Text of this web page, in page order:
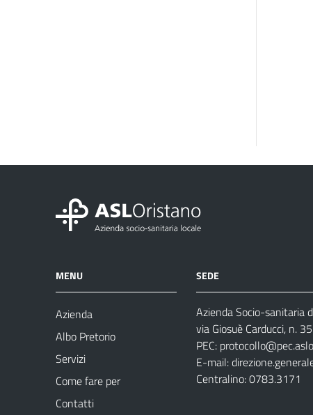
MENU
Azienda
Albo Pretorio
Servizi
Come fare per
Contatti
SEDE
Azienda Socio-sanitaria
via Giosuè Carducci, n.
PEC:
E-mail:
Centralino: 0783.3171